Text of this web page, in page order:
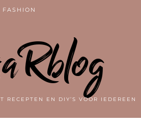
RECEPTEN EN DIY’S VOOR IEDEREEN
FASHION